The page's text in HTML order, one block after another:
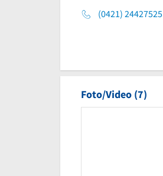
(0421) 24427525
Foto/Video (7)